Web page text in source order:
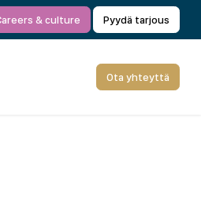
& culture Pyydä tarjous
Ota yhteyttä